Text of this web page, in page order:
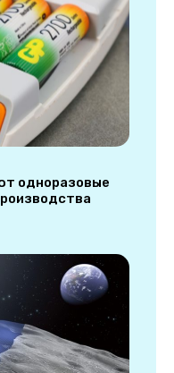
одноразовые